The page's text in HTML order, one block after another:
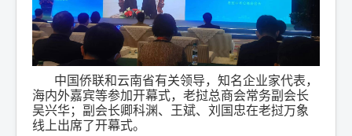
中国侨联和云南省有关领导，知名企业家代表，
海内外嘉宾等参加开幕式，老挝总商会常务副会长
吴兴华；副会长卿科渊、王斌、刘国忠在老挝万象
线上出席了开幕式。